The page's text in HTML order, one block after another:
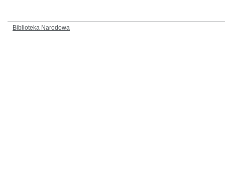
Biblioteka Narodowa